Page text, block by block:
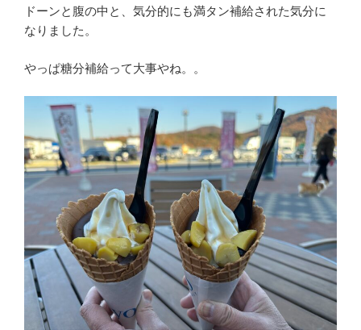
ドーンと腹の中と、気分的にも満タン補給された気分に
なりました。
やっぱ糖分補給って大事やね。。